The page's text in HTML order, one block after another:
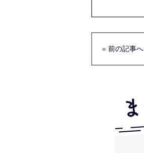
« 前の記事へ
ま